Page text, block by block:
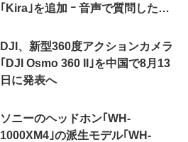
｢Kira｣を追加 ｰ 音声で質問した
可能に
DJI、新型360度アクションカメラ
｢DJI Osmo 360 II｣を中国で8月13
日に発表へ
ソニーのヘッドホン｢WH-
1000XM4｣の派生モデル｢WH-